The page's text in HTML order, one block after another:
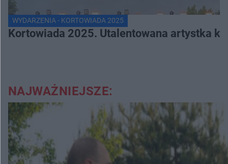
WYDARZENIA - KORTOWIADA 2025
Kortowiada 2025. Utalentowana artystka
NAJWAŻNIEJSZE: